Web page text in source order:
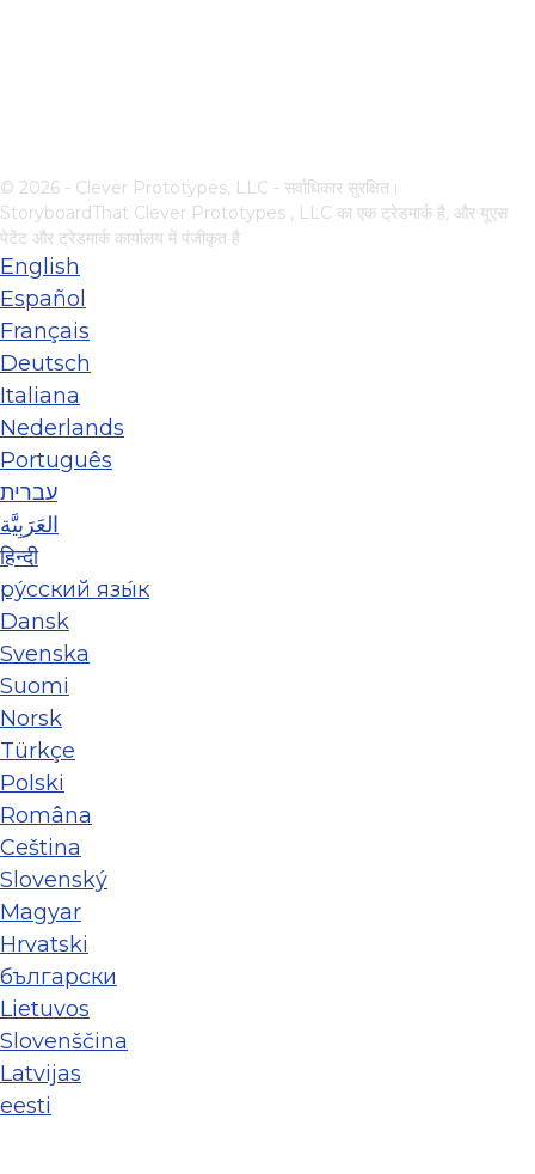
© 2026 - Clever Prototypes, LLC - सर्वाधिकार सुरक्षित।
StoryboardThat Clever Prototypes , LLC का एक ट्रेडमार्क है, और यूएस
पेटेंट और ट्रेडमार्क कार्यालय में पंजीकृत है
English
Español
Français
Deutsch
Italiana
Nederlands
Português
עברית
العَرَبِيَّة
हिन्दी
ру́сский язы́к
Dansk
Svenska
Suomi
Norsk
Türkçe
Polski
Româna
Ceština
Slovenský
Magyar
Hrvatski
български
Lietuvos
Slovenščina
Latvijas
eesti